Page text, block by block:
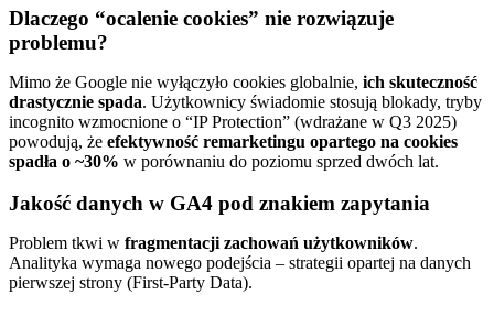
Dlaczego “ocalenie cookies” nie rozwiązuje
problemu?
Mimo że Google nie wyłączyło cookies globalnie, ich skuteczność
drastycznie spada. Użytkownicy świadomie stosują blokady, tryby
incognito wzmocnione o “IP Protection” (wdrażane w Q3 2025)
powodują, że efektywność remarketingu opartego na cookies
spadła o ~30% w porównaniu do poziomu sprzed dwóch lat.
Jakość danych w GA4 pod znakiem zapytania
Problem tkwi w fragmentacji zachowań użytkowników.
Analityka wymaga nowego podejścia – strategii opartej na danych
pierwszej strony (First-Party Data).